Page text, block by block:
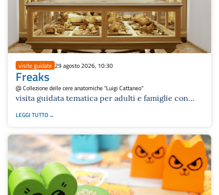
visite guidate 29 agosto 2026, 10:30
Freaks
@ Collezione delle cere anatomiche "Luigi Cattaneo"
visita guidata tematica per adulti e famiglie con
LEGGI TUTTO